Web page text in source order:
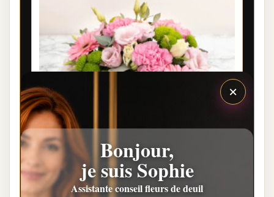
COMPOSITION DEUIL PARIS - LOUANGE
35,00 €
×
Bonjour,
je suis Sophie
Assistante conseil fleurs de deuil